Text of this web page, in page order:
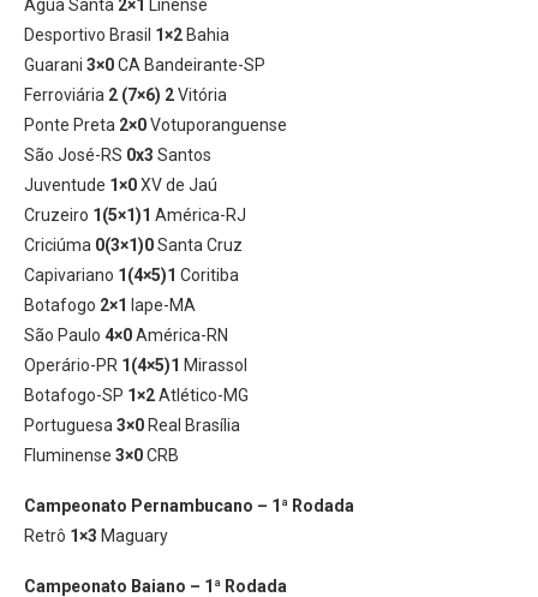
Água Santa 2×1
Linense
Desportivo Brasil 1×2 Bahia
Guarani 3×0CA Bandeirante-SP
Ferroviária 2 (7×6) 2Vitória
Ponte Preta 2×0Votuporanguense
São José-RS 0x3 Santos
Juventude 1×0XV de Jaú
Cruzeiro 1(5×1)1 América-RJ
Criciúma 0(3×1)0Santa Cruz
Capivariano 1(4×5)1 Coritiba
Botafogo 2×1 Iape-MA
São Paulo 4×0América-RN
Operário-PR 1(4×5)1 Mirassol
Botafogo-SP 1×2Atlético-MG
Portuguesa 3×0 Real Brasília
Fluminense 3×0CRB
Campeonato Pernambucano – 1ª Rodada
Retrô 1×3 Maguary
Campeonato Baiano – 1ª Rodada